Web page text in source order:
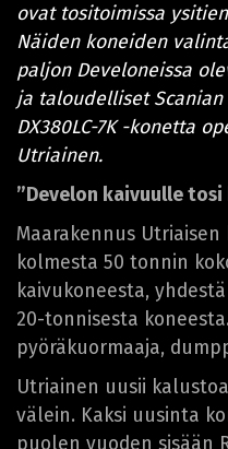
ovat tositoimissa
Näiden koneiden
paljon Develoneissa
ja taloudelliset
DX380LC-7K -konetta
Utriainen.
”Develon kaivuulle tosi
Maarakennus
kolmesta 50 tonnin
kaivukoneesta,
20-tonnisesta
pyöräkuormaaja,
Utriainen uusii
välein. Kaksi uusinta
puolen vuoden sisään